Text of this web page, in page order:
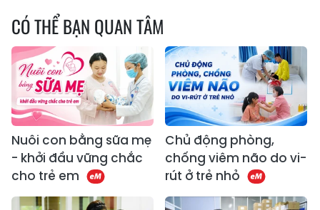
CÓ THỂ BẠN QUAN TÂM
Nuôi con bằng sữa mẹ
- khởi đầu vững chắc
cho trẻ em
Chủ động phòng,
chống viêm não do vi-
rút ở trẻ nhỏ